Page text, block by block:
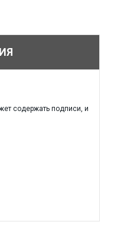
содержать подписи, и